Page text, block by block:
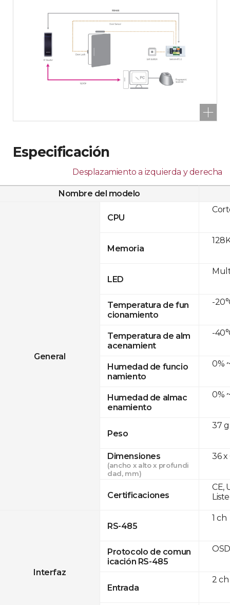
Especificación
Desplazamiento a izquierda y derecha
Nombre del modelo
General
CPU
Memoria
LED
Temperatura de fun
cionamiento
Temperatura de alm
acenamient
Humedad de funcio
namiento
Humedad de almac
enamiento
Peso
Dimensiones
(ancho x alto x profundi
dad, mm)
Certificaciones
Interfaz
RS-485
Protocolo de comun
icación RS-485
Entrada
-
-
0%
0%
37 g
36 x
CE,
1 ch
2 ch